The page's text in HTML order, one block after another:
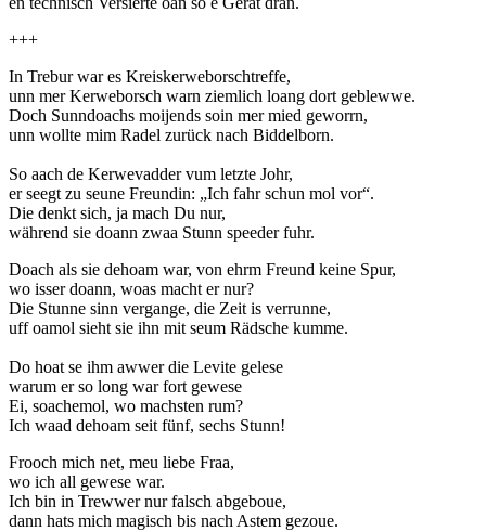
+++
In Trebur war es Kreiskerweborschtreffe,
unn mer Kerweborsch warn ziemlich loang dort geblewwe.
Doch Sunndoachs moijends soin mer mied geworrn,
unn wollte mim Radel zurück nach Biddelborn.
So aach de Kerwevadder vum letzte Johr,
er seegt zu seune Freundin: „Ich fahr schun mol vor“.
Die denkt sich, ja mach Du nur,
während sie doann zwaa Stunn speeder fuhr.
Doach als sie dehoam war, von ehrm Freund keine Spur,
wo isser doann, woas macht er nur?
Die Stunne sinn vergange, die Zeit is verrunne,
uff oamol sieht sie ihn mit seum Rädsche kumme.
Do hoat se ihm awwer die Levite gelese
warum er so long war fort gewese
Ei, soachemol, wo machsten rum?
Ich waad dehoam seit fünf, sechs Stunn!
Frooch mich net, meu liebe Fraa,
wo ich all gewese war.
Ich bin in Trewwer nur falsch abgeboue,
dann hats mich magisch bis nach Astem gezoue.